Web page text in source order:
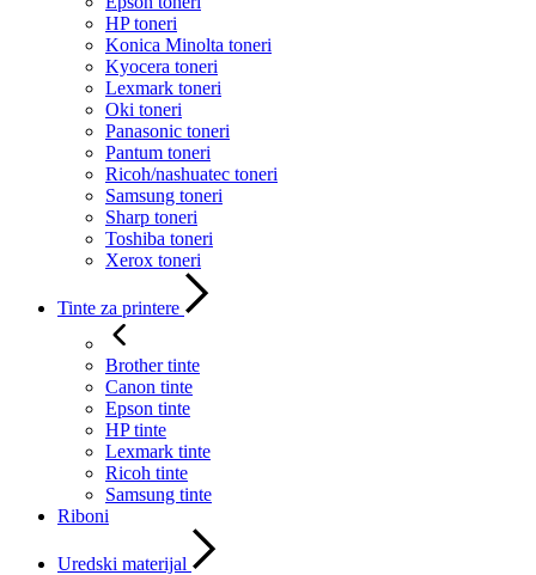
HP toneri
Konica Minolta toneri
Kyocera toneri
Lexmark toneri
Oki toneri
Panasonic toneri
Pantum toneri
Ricoh/nashuatec toneri
Samsung toneri
Sharp toneri
Toshiba toneri
Xerox toneri
Tinte za printere
Brother tinte
Canon tinte
Epson tinte
HP tinte
Lexmark tinte
Ricoh tinte
Samsung tinte
Riboni
Uredski materijal